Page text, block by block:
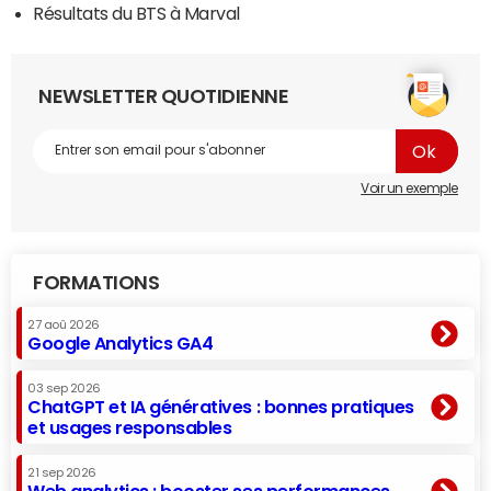
Résultats du BTS à Marval
NEWSLETTER QUOTIDIENNE
Voir un exemple
FORMATIONS
27 aoû 2026
Google Analytics GA4
03 sep 2026
ChatGPT et IA génératives : bonnes pratiques
et usages responsables
21 sep 2026